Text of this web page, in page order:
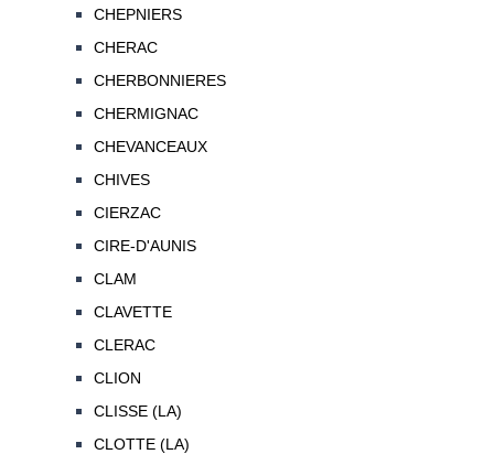
CHEPNIERS
CHERAC
CHERBONNIERES
CHERMIGNAC
CHEVANCEAUX
CHIVES
CIERZAC
CIRE-D'AUNIS
CLAM
CLAVETTE
CLERAC
CLION
CLISSE (LA)
CLOTTE (LA)